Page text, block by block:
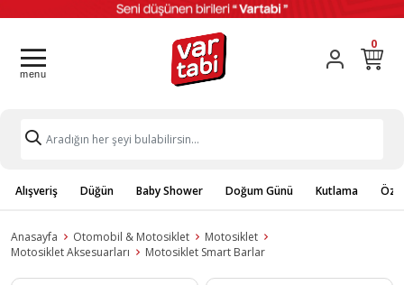
0
Alışveriş Düğün Baby Shower Doğum Günü Kutlama
Anasayfa Otomobil & Motosiklet
Motosiklet
Motosiklet Aksesuarları
Motosiklet Smart Barlar